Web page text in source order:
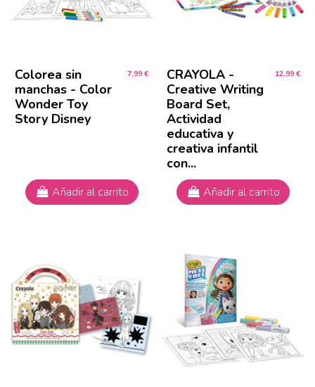
Colorea sin
manchas - Color
Wonder Toy
Story Disney
7,99 €
Añadir al carrito
CRAYOLA -
Creative Writing
Board Set,
Actividad
educativa y
creativa infantil
con...
12,99 €
Añadir al carrito